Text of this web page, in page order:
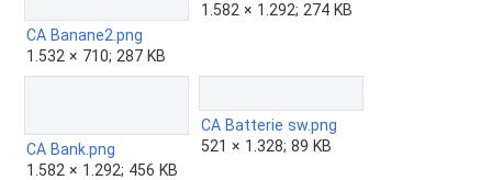
CA Banane2.png
1.532 × 710; 287 KB
1.582 × 1.292; 274 KB
CA Bank.png
1.582 × 1.292; 456 KB
CA Batterie sw.png
521 × 1.328; 89 KB